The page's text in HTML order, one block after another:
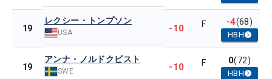
19
レクシー・トンプソン
USA -10 F -4(68)
HBH
19
アンナ・ノルドクビスト
SWE -10 F 0(72)
HBH